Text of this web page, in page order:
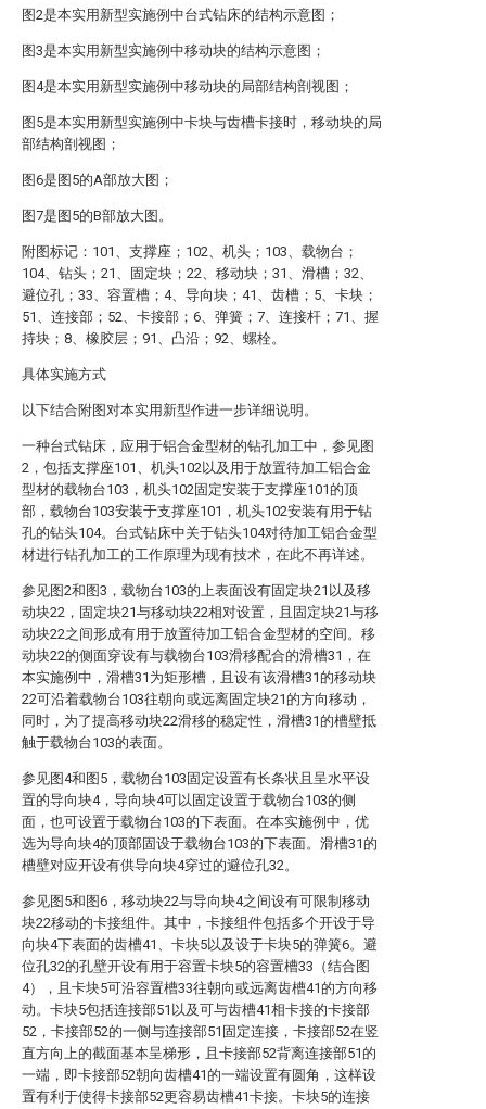
图2是本实用新型实施例中台式钻床的结构示意图；
图3是本实用新型实施例中移动块的结构示意图；
图4是本实用新型实施例中移动块的局部结构剖视图；
图5是本实用新型实施例中卡块与齿槽卡接时，移动块的局
部结构剖视图；
图6是图5的A部放大图；
图7是图5的B部放大图。
附图标记：101、支撑座；102、机头；103、载物台；
104、钻头；21、固定块；22、移动块；31、滑槽；32、
避位孔；33、容置槽；4、导向块；41、齿槽；5、卡块；
51、连接部；52、卡接部；6、弹簧；7、连接杆；71、握
持块；8、橡胶层；91、凸沿；92、螺栓。
具体实施方式
以下结合附图对本实用新型作进一步详细说明。
一种台式钻床，应用于铝合金型材的钻孔加工中，参见图
2，包括支撑座101、机头102以及用于放置待加工铝合金
型材的载物台103，机头102固定安装于支撑座101的顶
部，载物台103安装于支撑座101，机头102安装有用于钻
孔的钻头104。台式钻床中关于钻头104对待加工铝合金型
材进行钻孔加工的工作原理为现有技术，在此不再详述。
参见图2和图3，载物台103的上表面设有固定块21以及移
动块22，固定块21与移动块22相对设置，且固定块21与移
动块22之间形成有用于放置待加工铝合金型材的空间。移
动块22的侧面穿设有与载物台103滑移配合的滑槽31，在
本实施例中，滑槽31为矩形槽，且设有该滑槽31的移动块
22可沿着载物台103往朝向或远离固定块21的方向移动，
同时，为了提高移动块22滑移的稳定性，滑槽31的槽壁抵
触于载物台103的表面。
参见图4和图5，载物台103固定设置有长条状且呈水平设
置的导向块4，导向块4可以固定设置于载物台103的侧
面，也可设置于载物台103的下表面。在本实施例中，优
选为导向块4的顶部固设于载物台103的下表面。滑槽31的
槽壁对应开设有供导向块4穿过的避位孔32。
参见图5和图6，移动块22与导向块4之间设有可限制移动
块22移动的卡接组件。其中，卡接组件包括多个开设于导
向块4下表面的齿槽41、卡块5以及设于卡块5的弹簧6。避
位孔32的孔壁开设有用于容置卡块5的容置槽33（结合图
4），且卡块5可沿容置槽33往朝向或远离齿槽41的方向移
动。卡块5包括连接部51以及可与齿槽41相卡接的卡接部
52，卡接部52的一侧与连接部51固定连接，卡接部52在竖
直方向上的截面基本呈梯形，且卡接部52背离连接部51的
一端，即卡接部52朝向齿槽41的一端设置有圆角，这样设
置有利于使得卡接部52更容易齿槽41卡接。卡块5的连接